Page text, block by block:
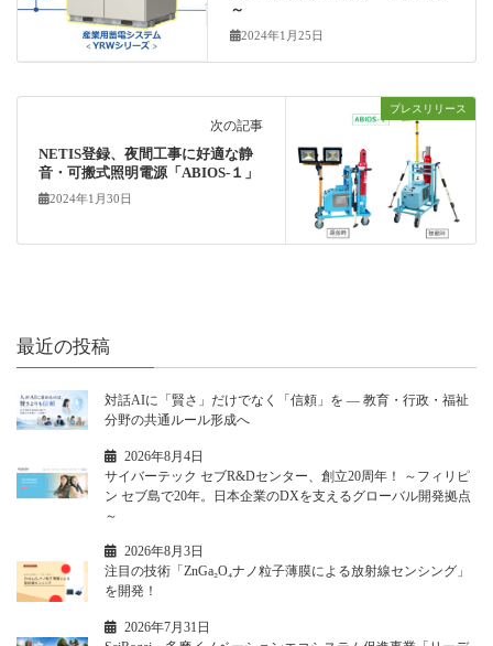
～
2024年1月25日
プレスリリース
次の記事
NETIS登録、夜間工事に好適な静
音・可搬式照明電源「ABIOS-１」
2024年1月30日
最近の投稿
対話AIに「賢さ」だけでなく「信頼」を ― 教育・行政・福祉
分野の共通ルール形成へ
2026年8月4日
サイバーテック セブR&Dセンター、創立20周年！ ～フィリピ
ン セブ島で20年。日本企業のDXを支えるグローバル開発拠点
～
2026年8月3日
注目の技術「ZnGa₂O₄ナノ粒子薄膜による放射線センシング」
を開発！
2026年7月31日